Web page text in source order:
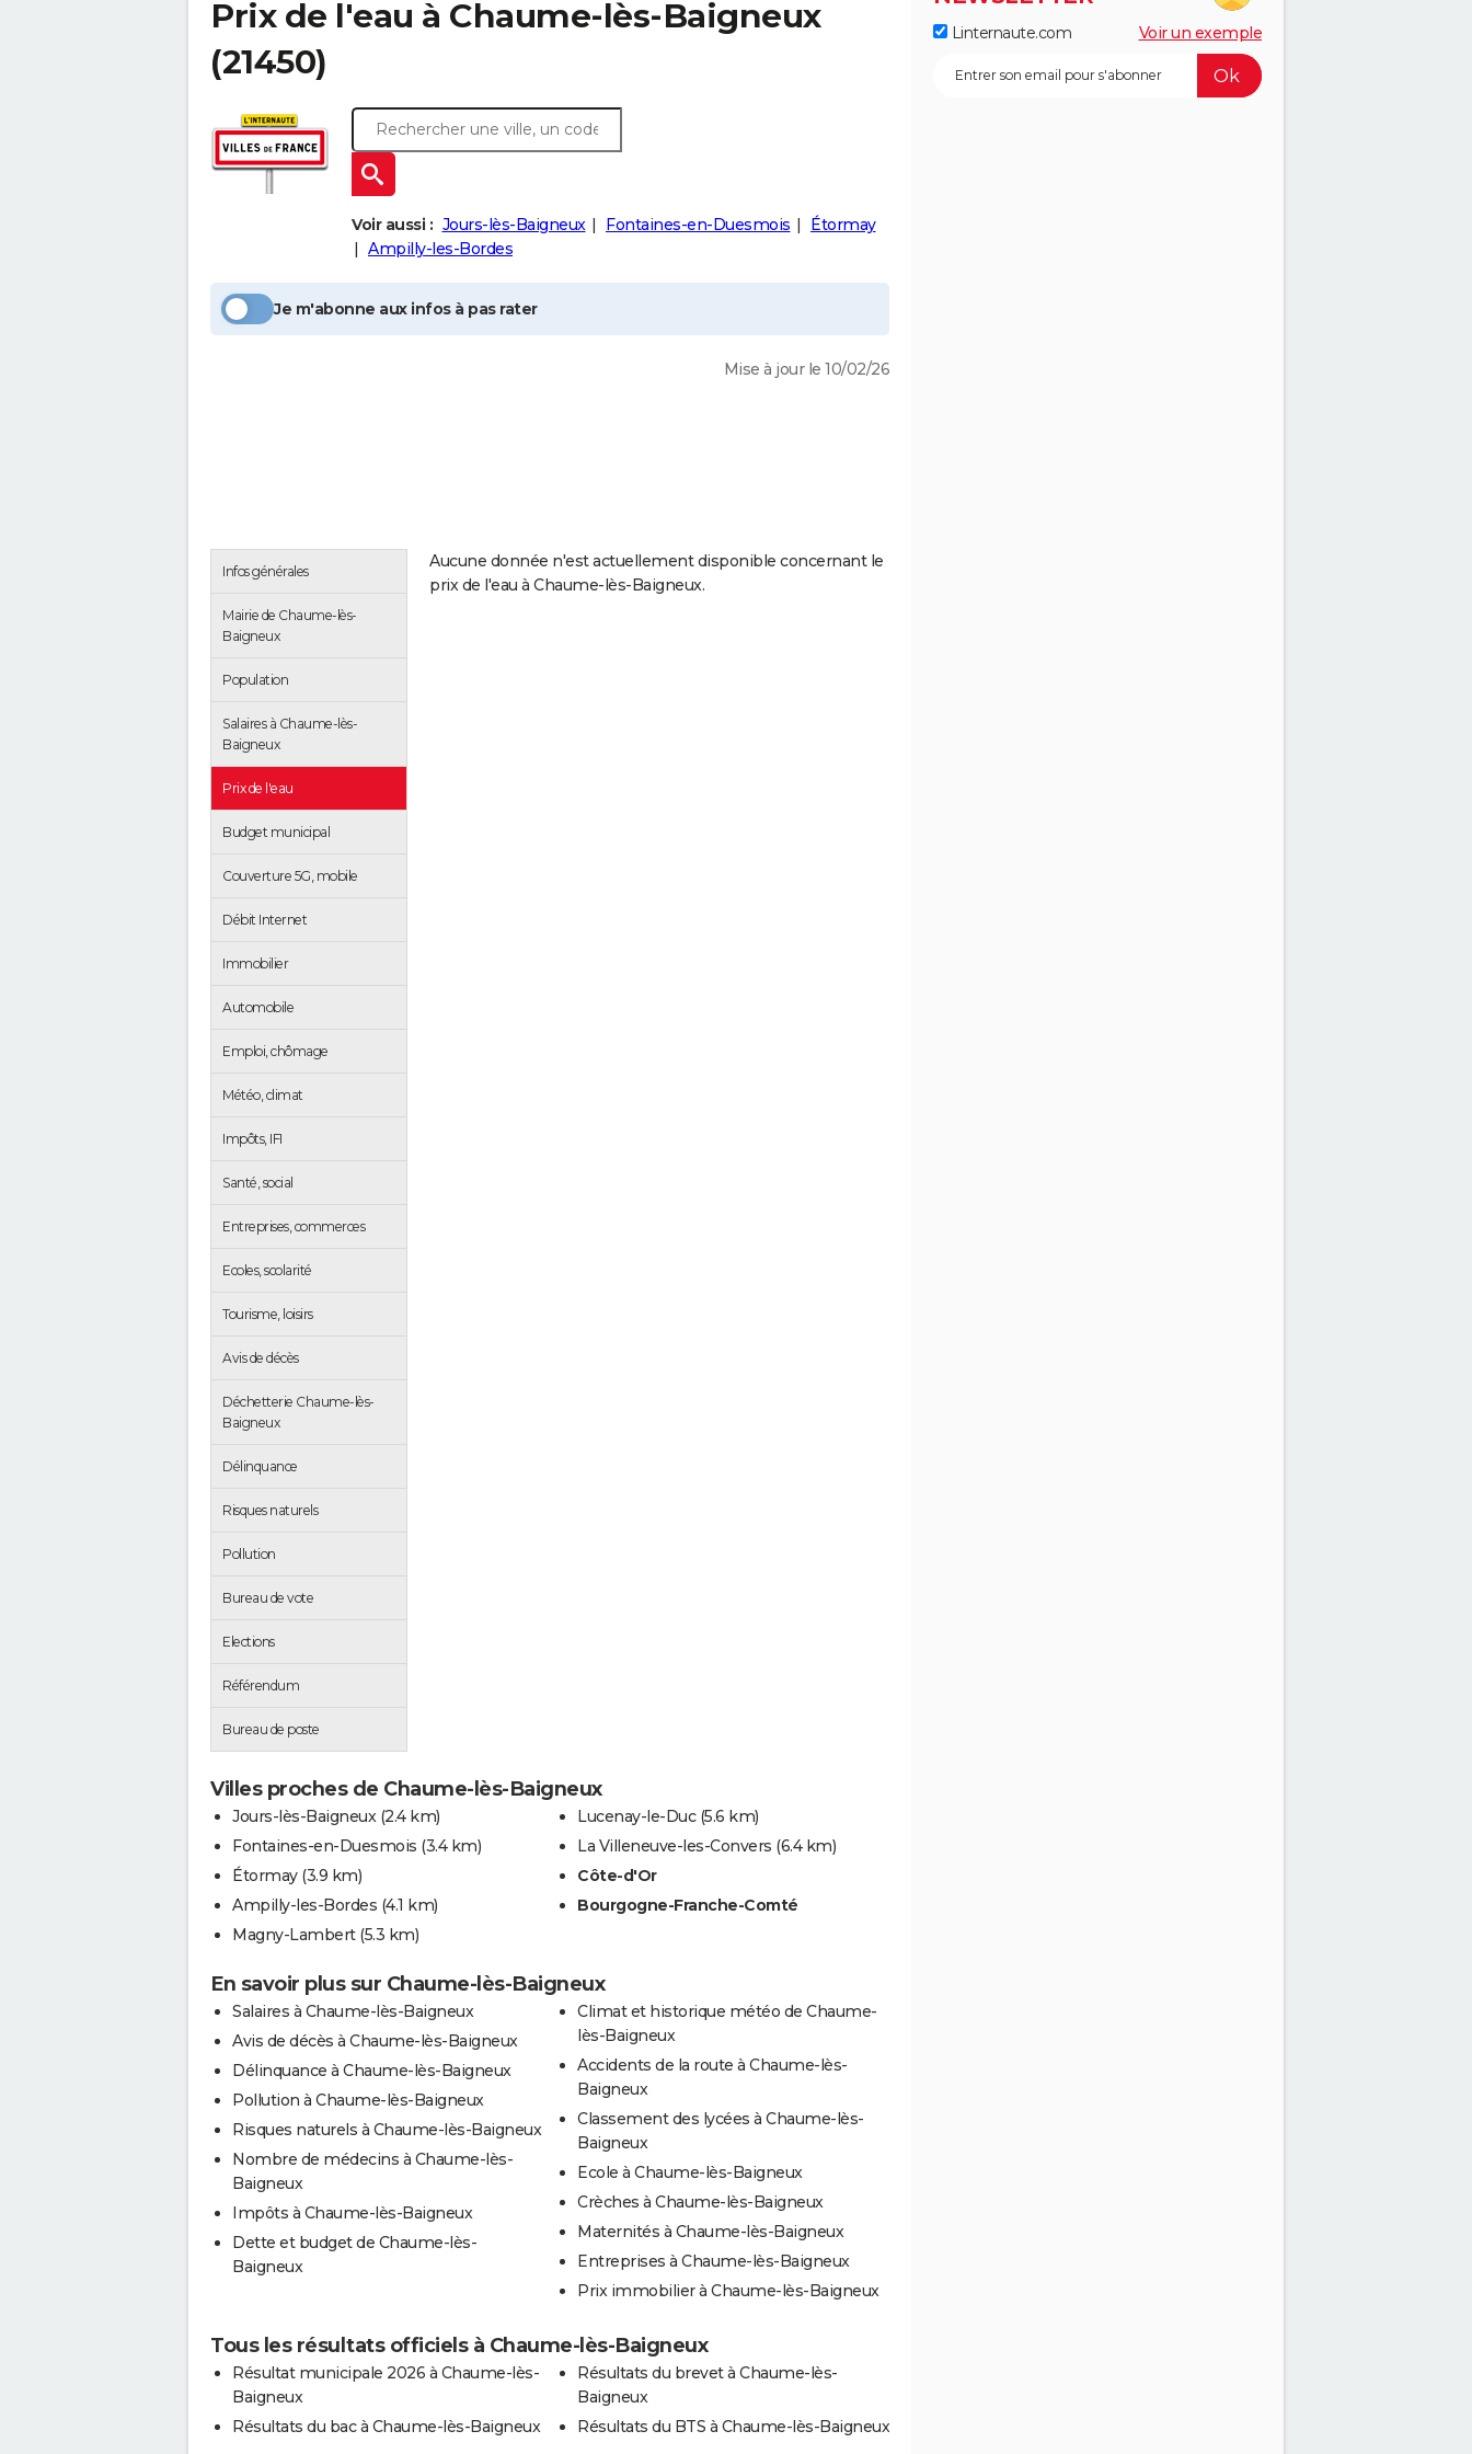
Prix de l'eau à Chaume-lès-Baigneux
(21450)
Voir aussi : Jours-lès-Baigneux Fontaines-en-Duesmois
Étormay
Ampilly-les-Bordes
Je m'abonne aux infos à pas rater
Mise à jour le 10/02/26
Infos générales
Mairie de Chaume-lès-
Baigneux
Population
Salaires à Chaume-lès-
Baigneux
Prix de l'eau
Budget municipal
Couverture 5G, mobile
Débit Internet
Immobilier
Automobile
Emploi, chômage
Météo, climat
Impôts, IFI
Santé, social
Entreprises, commerces
Ecoles, scolarité
Tourisme, loisirs
Avis de décès
Déchetterie Chaume-lès-
Baigneux
Délinquance
Risques naturels
Pollution
Bureau de vote
Elections
Référendum
Bureau de poste
Aucune donnée n'est actuellement disponible concernant le
prix de l'eau à Chaume-lès-Baigneux.
Villes proches de Chaume-lès-Baigneux
Jours-lès-Baigneux (2.4 km)
Fontaines-en-Duesmois (3.4 km)
Étormay (3.9 km)
Ampilly-les-Bordes (4.1 km)
Magny-Lambert (5.3 km)
Lucenay-le-Duc (5.6 km)
La Villeneuve-les-Convers (6.4 km)
Côte-d'Or
Bourgogne-Franche-Comté
En savoir plus sur Chaume-lès-Baigneux
Salaires à Chaume-lès-Baigneux
Avis de décès à Chaume-lès-Baigneux
Délinquance à Chaume-lès-Baigneux
Pollution à Chaume-lès-Baigneux
Risques naturels à Chaume-lès-Baigneux
Nombre de médecins à Chaume-lès-
Baigneux
Impôts à Chaume-lès-Baigneux
Dette et budget de Chaume-lès-
Baigneux
Climat et historique météo de Chaume-
lès-Baigneux
Accidents de la route à Chaume-lès-
Baigneux
Classement des lycées à Chaume-lès-
Baigneux
Ecole à Chaume-lès-Baigneux
Crèches à Chaume-lès-Baigneux
Maternités à Chaume-lès-Baigneux
Entreprises à Chaume-lès-Baigneux
Prix immobilier à Chaume-lès-Baigneux
Tous les résultats officiels à Chaume-lès-Baigneux
Résultat municipale 2026 à Chaume-lès-
Baigneux
Résultats du bac à Chaume-lès-Baigneux
Résultats du brevet à Chaume-lès-
Baigneux
Résultats du BTS à Chaume-lès-Baigneux
Linternaute.com Voir un exemple